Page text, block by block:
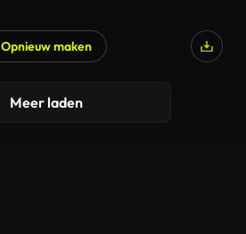
Opnieuw maken
Meer laden